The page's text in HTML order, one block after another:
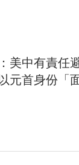
美中有責任
元首身份「